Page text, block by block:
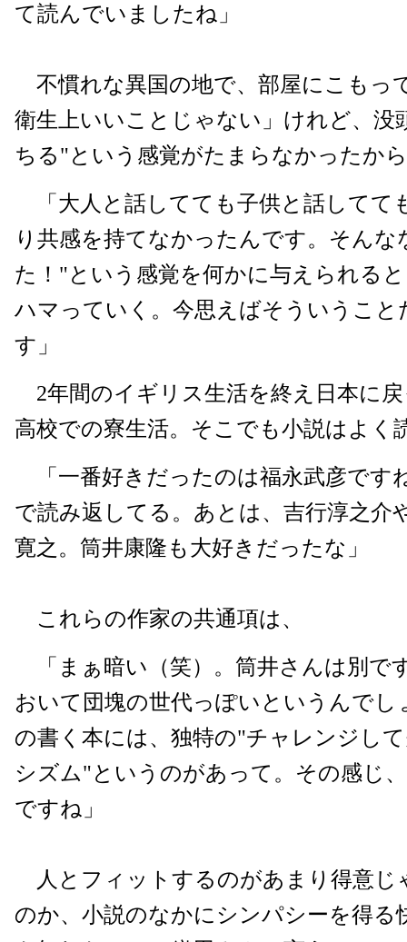
て読んでいましたね」
不慣れな異国の地で、部屋にこもっ
衛生上いいことじゃない」けれど、没
ちる"という感覚がたまらなかったか
「大人と話してても子供と話してて
り共感を持てなかったんです。そん
た！"という感覚を何かに与えられる
ハマっていく。今思えばそういうこと
す」
2年間のイギリス生活を終え日本に
高校での寮生活。そこでも小説はよく
「一番好きだったのは福永武彦です
で読み返してる。あとは、吉行淳之介
寛之。筒井康隆も大好きだったな」
これらの作家の共通項は、
「まぁ暗い（笑）。筒井さんは別で
おいて団塊の世代っぽいというんでし
の書く本には、独特の"チャレンジし
シズム"というのがあって。その感じ
ですね」
人とフィットするのがあまり得意じ
のか、小説のなかにシンパシーを得る